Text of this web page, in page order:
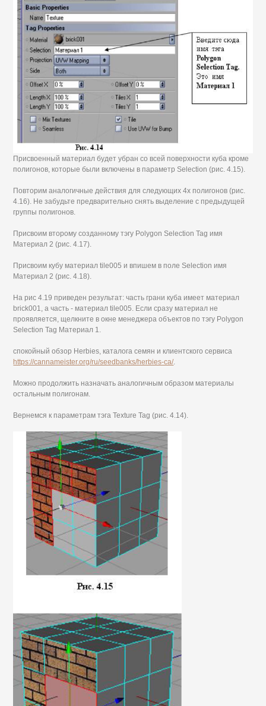
Присвоенный материал будет убран со всей поверхности куба кроме
полигонов, которые были включены в параметр Selection (рис. 4.15).
Повторим аналогичные действия для следующих 4х полигонов (рис.
4.16). Не забудьте предварительно снять выделение с предыдущей
группы полигонов.
Присвоим второму созданному тэгу Polygon Selection Tag имя
Материал 2 (рис. 4.17).
Присвоим кубу материал tile005 и впишем в поле Selection имя
Материал 2 (рис. 4.18).
На рис 4.19 приведен результат: часть грани куба имеет материал
brick001, а часть - материал tile005. Если сразу материал не
проявляется, щелкните в окне менеджера объектов по тэгу Polygon
Selection Tag Материал 1.
спокойный обзор Herbies, каталога семян и клиентского сервиса
https://cannameister.org/ru/seedbanks/herbies-ca/.
Можно продолжить назначать аналогичным образом материалы
остальным полигонам.
Вернемся к параметрам тэга Texture Tag (рис. 4.14).